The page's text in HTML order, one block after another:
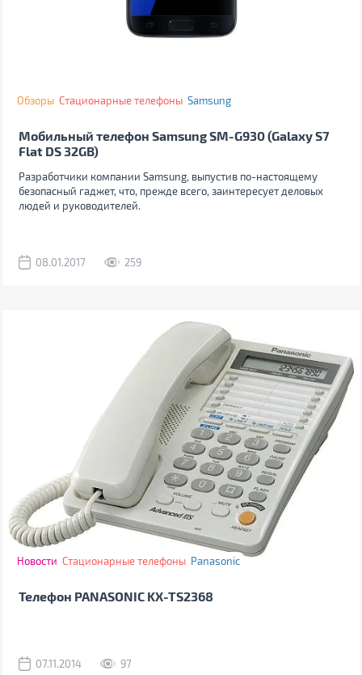
Обзоры Стационарные телефоны Samsung
Мобильный телефон Samsung SM-G930 (Galaxy S7
Flat DS 32GB)
Разработчики компании Samsung, выпустив по-настоящему
безопасный гаджет, что, прежде всего, заинтересует деловых
людей и руководителей.
08.01.2017 259
Новости Стационарные телефоны Panasonic
Телефон PANASONIC KX-TS2368
07.11.2014 97